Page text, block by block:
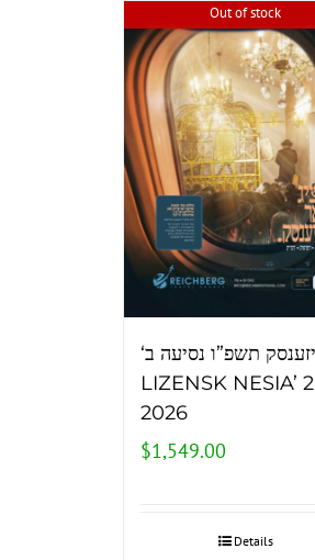
Out of stock
‘ליזענסק תשפ”ו נסיעה ב
LIZENSK NESIA’ 2
2026
$1,549.00
Details